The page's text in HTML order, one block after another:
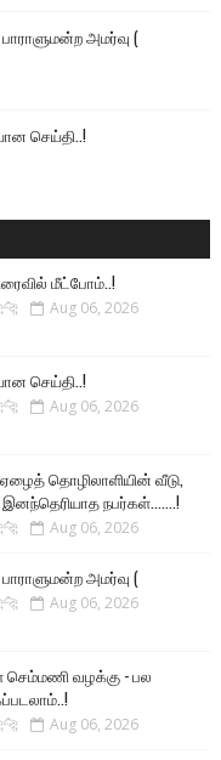
அமர்வு (
செய்தி..!
மீட்போம்..!
Aug 06, 2026
செய்தி..!
Aug 06, 2026
தொழிலாளியின் வீடு,
நபர்கள்.......!
Aug 06, 2026
அமர்வு (
Aug 06, 2026
செம்மணி வழக்கு - பல
Aug 06, 2026